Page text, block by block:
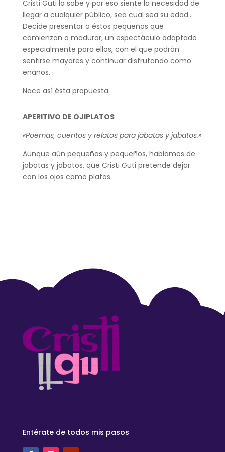
Cristi Guti lo sabe y por eso siente la necesidad de
llegar a cualquier público, sea cual sea su edad…
Decide presentar a éstos pequeños que
comienzan a madurar, un espectáculo adaptado
especialmente para ellos, con el que podrán
sentirse mayores y continuar disfrutando como
enanos.
Nace así ésta propuesta:
APERITIVO DE OJIPLATOS
«Poemas, cuentos y relatos para jabatas y jabatos.»
Aunque aún pequeñas y pequeños, hablamos de
jabatas y jabatos, que Cristi Guti pretende dejar
con los ojos como platos.
Entérate de todos mis pasos